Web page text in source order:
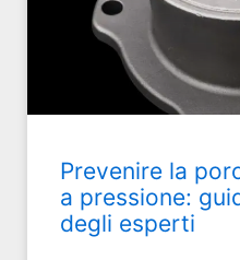
Prevenire la
a pressione:
degli esperti